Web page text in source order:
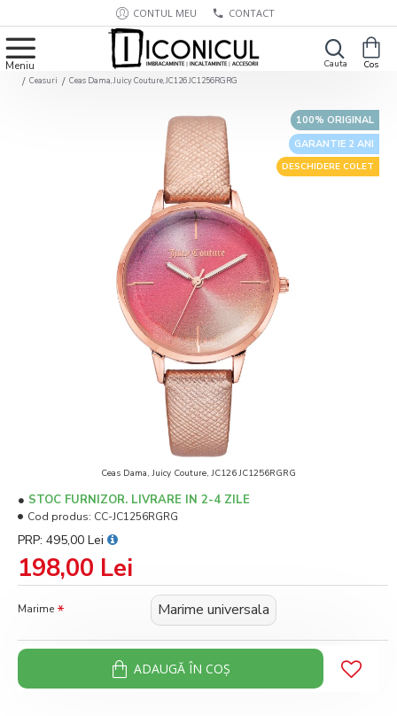
CONTUL MEU CONTACT
Ceasuri Ceas Dama, Juicy Couture, JC126 JC1256RGRG
GARANTIE 2 ANI
100% ORIGINAL
DESCHIDERE COLET
Ceas Dama, Juicy Couture, JC126 JC1256RGRG
198,00 Lei
PRP: 495,00 Lei
STOC FURNIZOR. LIVRARE IN 2-4 ZILE
Cod produs: CC-JC1256RGRG
Marime Marime universala
ADAUGĂ ÎN COŞ